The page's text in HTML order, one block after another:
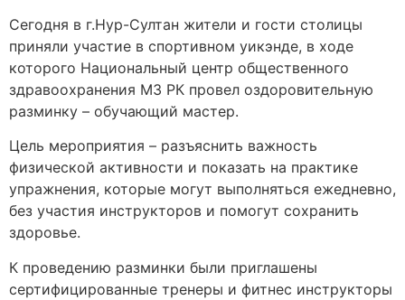
Сегодня в г.Нур-Султан жители и гости столицы
приняли участие в спортивном уикэнде, в ходе
которого Национальный центр общественного
здравоохранения МЗ РК провел оздоровительную
разминку – обучающий мастер.
Цель мероприятия – разъяснить важность
физической активности и показать на практике
упражнения, которые могут выполняться ежедневно,
без участия инструкторов и помогут сохранить
здоровье.
К проведению разминки были приглашены
сертифицированные тренеры и фитнес инструкторы